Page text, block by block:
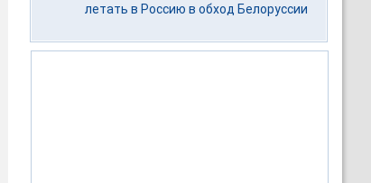
летать в Россию в обход Белоруссии